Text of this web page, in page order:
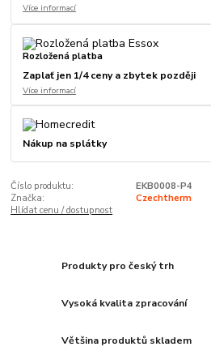
Více informací
Rozložená platba
Zaplať jen 1/4 ceny a zbytek později
Více informací
Nákup na splátky
Číslo produktu:
EKB0008-P4
Značka:
Czechtherm
Hlídat cenu / dostupnost
Produkty pro český trh
Vysoká kvalita zpracování
Většina produktů skladem